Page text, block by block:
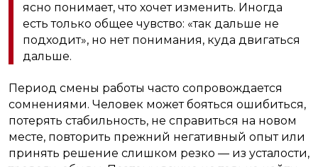
ясно понимает, что хочет изменить. Иногда
есть только общее чувство: «так дальше не
подходит», но нет понимания, куда двигаться
дальше.
Период смены работы часто сопровождается
сомнениями. Человек может бояться ошибиться,
потерять стабильность, не справиться на новом
месте, повторить прежний негативный опыт или
принять решение слишком резко — из усталости,